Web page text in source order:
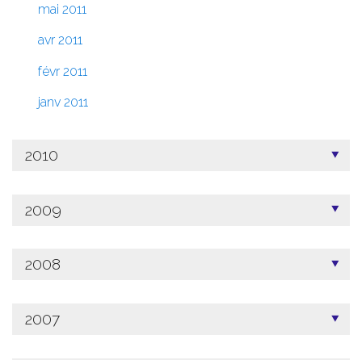
mai 2011
avr 2011
févr 2011
janv 2011
2010
2009
2008
2007